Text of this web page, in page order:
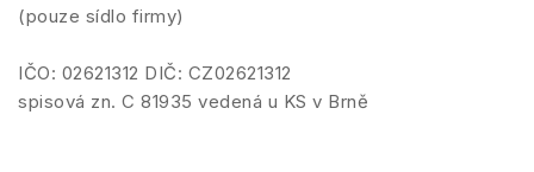
(pouze sídlo firmy)
IČO: 02621312 DIČ: CZ02621312
spisová zn. C 81935 vedená u KS v Brně